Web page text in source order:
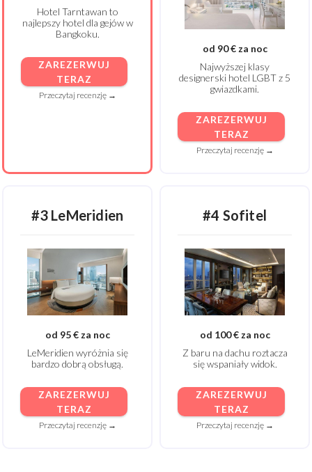
Hotel Tarntawan to
najlepszy hotel dla gejów w
Bangkoku.
ZAREZERWUJ
TERAZ
Przeczytaj recenzję →
od 90 € za noc
Najwyższej klasy
designerski hotel LGBT z 5
gwiazdkami.
ZAREZERWUJ
TERAZ
Przeczytaj recenzję →
#3 LeMeridien
od 95 € za noc
LeMeridien wyróżnia się
bardzo dobrą obsługą.
ZAREZERWUJ
TERAZ
Przeczytaj recenzję →
#4 Sofitel
od 100 € za noc
Z baru na dachu roztacza
się wspaniały widok.
ZAREZERWUJ
TERAZ
Przeczytaj recenzję →